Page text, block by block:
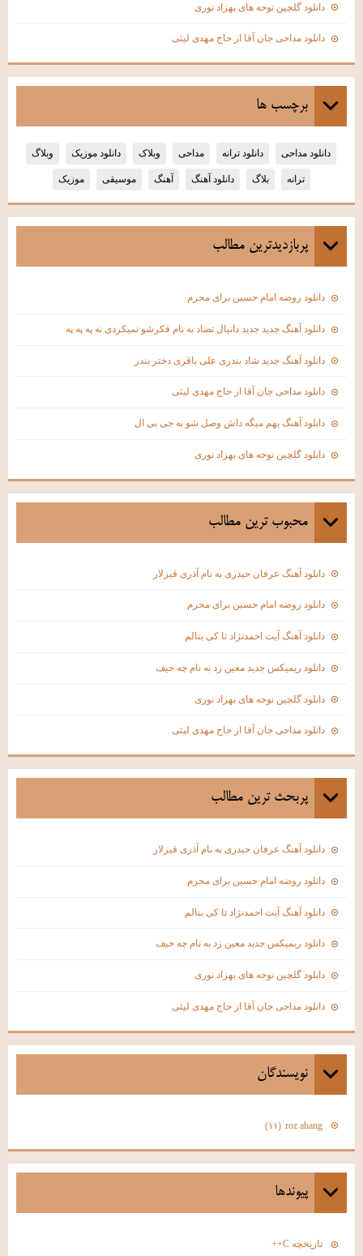
دانلود گلچین نوحه های بهزاد نوری
دانلود مداحی جان آقا از حاج مهدی لیثی
برچسب ها
دانلود مداحی دانلود ترانه مداحی وبلاک دانلود موزیک وبلاگ
ترانه بلاگ دانلود آهنگ آهنگ موسیقی موزیک
پربازديدترين مطالب
دانلود روضه امام حسین برای محرم
دانلود آهنگ جدید جدید دانیال تضاد به نام فکرشو نمیکردی نه په په په
دانلود آهنگ جدید شاد بندری علی باقری دختر بندر
دانلود مداحی جان آقا از حاج مهدی لیثی
دانلود آهنگ بهم میگه داش وصل شو به جی بی ال
دانلود گلچین نوحه های بهزاد نوری
محبوب ترين مطالب
دانلود آهنگ عرفان حیدری به نام آذری قیزلار
دانلود روضه امام حسین برای محرم
دانلود آهنگ آیت احمدنژاد تا کی بنالم
دانلود ریمیکس جدید معین زد به نام چه حیف
دانلود گلچین نوحه های بهزاد نوری
دانلود مداحی جان آقا از حاج مهدی لیثی
پربحث ترين مطالب
دانلود آهنگ عرفان حیدری به نام آذری قیزلار
دانلود روضه امام حسین برای محرم
دانلود آهنگ آیت احمدنژاد تا کی بنالم
دانلود ریمیکس جدید معین زد به نام چه حیف
دانلود گلچین نوحه های بهزاد نوری
دانلود مداحی جان آقا از حاج مهدی لیثی
نويسندگان
(۱۱)
پيوندها
تاريخچه C++